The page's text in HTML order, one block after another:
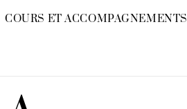
COURS ET ACCOMPAGNEMENTS